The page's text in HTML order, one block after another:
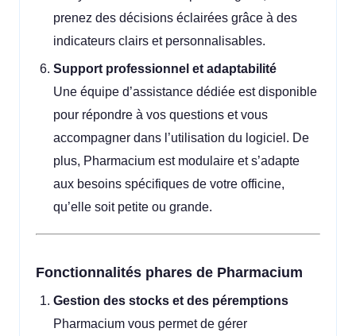
prenez des décisions éclairées grâce à des
indicateurs clairs et personnalisables.
Support professionnel et adaptabilité
Une équipe d’assistance dédiée est disponible
pour répondre à vos questions et vous
accompagner dans l’utilisation du logiciel. De
plus, Pharmacium est modulaire et s’adapte
aux besoins spécifiques de votre officine,
qu’elle soit petite ou grande.
Fonctionnalités phares de Pharmacium
Gestion des stocks et des péremptions
Pharmacium vous permet de gérer